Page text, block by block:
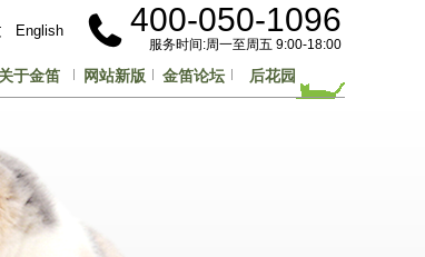
English 400-050-1096
服务时间:周一至周五 9:00-18:00
关于金笛 网站新版 金笛论坛 后花园